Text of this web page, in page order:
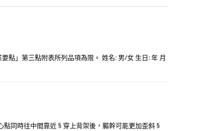
點」第三點附表所列品項為限。 姓名: 男/女 生日: 年 月
同時往中間靠近 § 穿上背架後，軀幹可能更加歪斜 §